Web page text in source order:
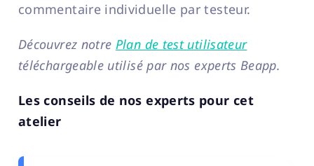
commentaire individuelle par testeur.
Découvrez notre Plan de test utilisateur
téléchargeable utilisé par nos experts Beapp.
Les conseils de nos experts pour cet
atelier